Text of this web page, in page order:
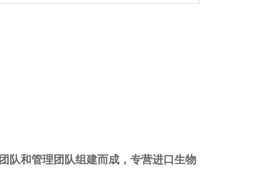
队和管理团队组建而成，专营进口生物